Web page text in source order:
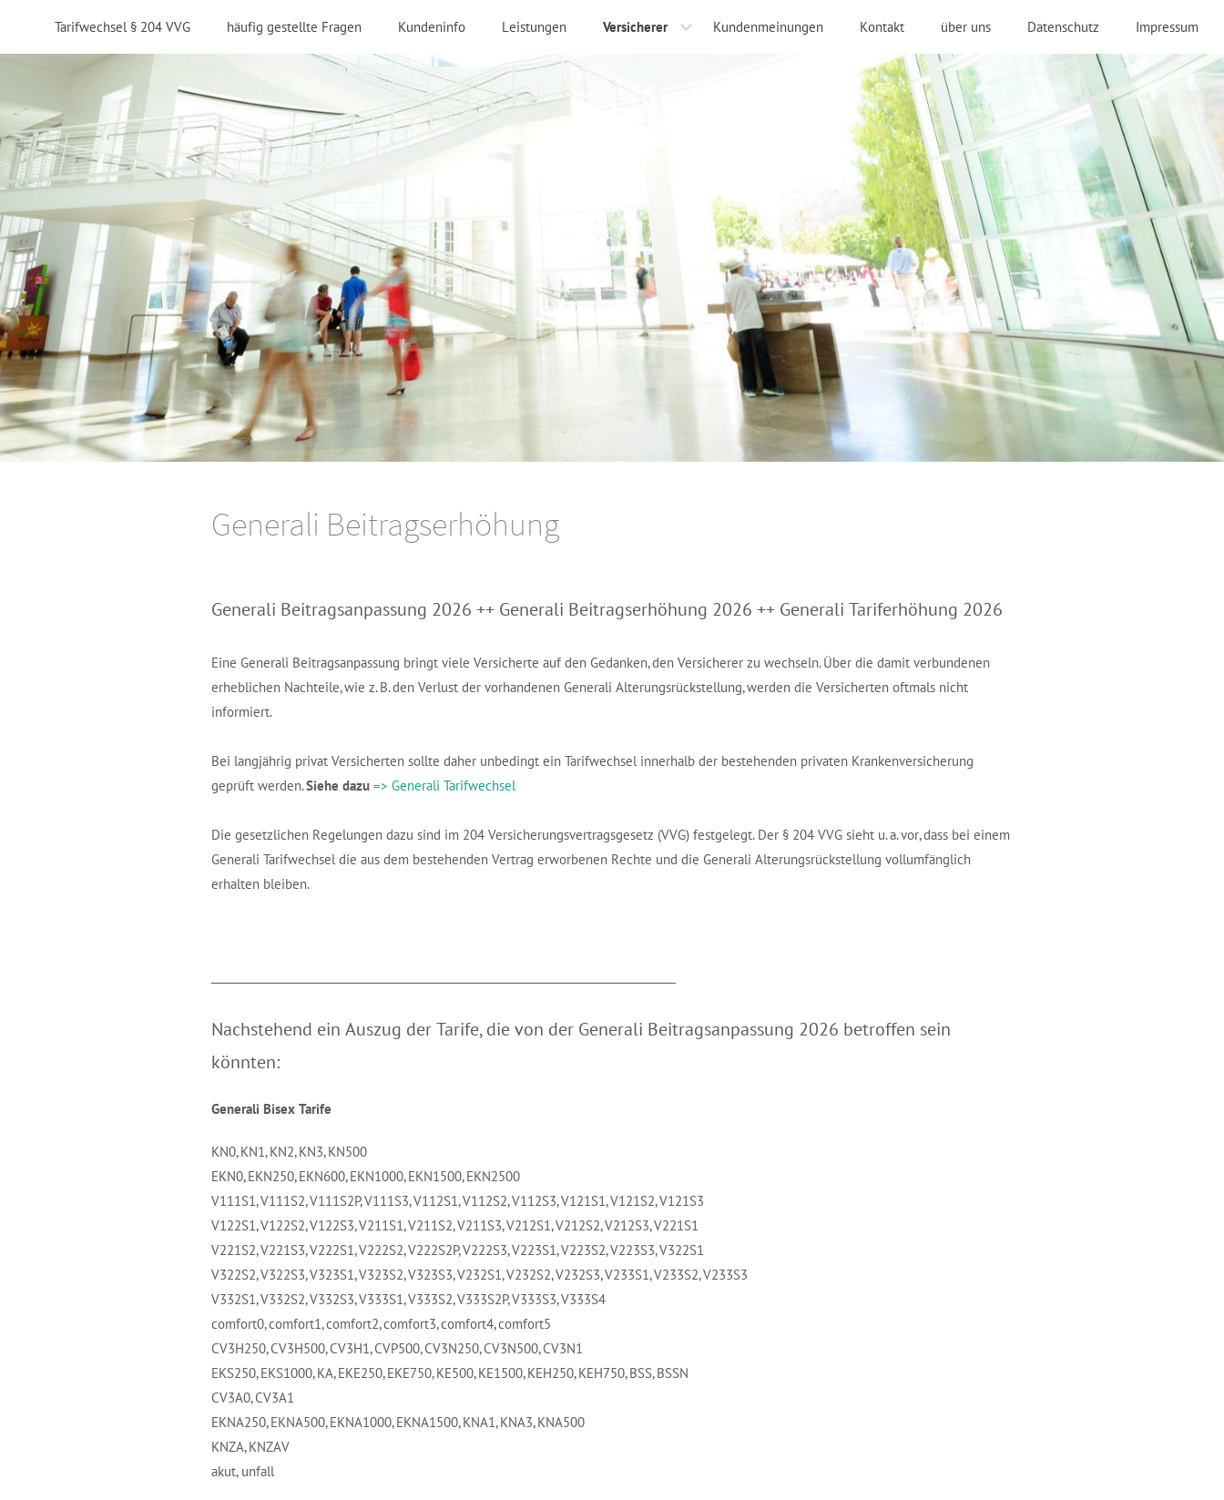
Tarifwechsel § 204 VVG häufig gestellte Fragen Kundeninfo Leistungen Versicherer Kundenmeinungen Kontakt über uns Datenschutz Impressum
Generali Beitragserhöhung
Generali Beitragsanpassung 2026 ++ Generali Beitragserhöhung 2026 ++ Generali Tariferhöhung 2026
Eine Generali Beitragsanpassung bringt viele Versicherte auf den Gedanken, den Versicherer zu wechseln. Über die damit verbundenen
erheblichen Nachteile, wie z. B. den Verlust der vorhandenen Generali Alterungsrückstellung, werden die Versicherten oftmals nicht
informiert.
Bei langjährig privat Versicherten sollte daher unbedingt ein Tarifwechsel innerhalb der bestehenden privaten Krankenversicherung
geprüft werden.Siehe dazu => Generali Tarifwechsel
Die gesetzlichen Regelungen dazu sind im 204 Versicherungsvertragsgesetz (VVG) festgelegt. Der § 204 VVG sieht u. a. vor, dass bei einem
Generali Tarifwechsel die aus dem bestehenden Vertrag erworbenen Rechte und die Generali Alterungsrückstellung vollumfänglich
erhalten bleiben.
Nachstehend ein Auszug der Tarife, die von der Generali Beitragsanpassung 2026 betroffen sein
könnten:
Generali Bisex Tarife
KN0, KN1, KN2, KN3, KN500
EKN0, EKN250, EKN600, EKN1000, EKN1500, EKN2500
V111S1, V111S2, V111S2P, V111S3, V112S1, V112S2, V112S3, V121S1, V121S2, V121S3
V122S1, V122S2, V122S3, V211S1, V211S2, V211S3, V212S1, V212S2, V212S3, V221S1
V221S2, V221S3, V222S1, V222S2, V222S2P, V222S3, V223S1, V223S2, V223S3, V322S1
V322S2, V322S3, V323S1, V323S2, V323S3, V232S1, V232S2, V232S3, V233S1, V233S2, V233S3
V332S1, V332S2, V332S3, V333S1, V333S2, V333S2P, V333S3, V333S4
comfort0, comfort1, comfort2, comfort3, comfort4, comfort5
CV3H250, CV3H500, CV3H1, CVP500, CV3N250, CV3N500, CV3N1
EKS250, EKS1000, KA, EKE250, EKE750, KE500, KE1500, KEH250, KEH750, BSS, BSSN
CV3A0, CV3A1
EKNA250, EKNA500, EKNA1000, EKNA1500, KNA1, KNA3, KNA500
KNZA, KNZAV
akut, unfall